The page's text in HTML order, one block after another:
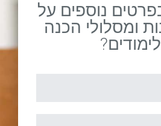
נוספים על
ומסלולי הכנה